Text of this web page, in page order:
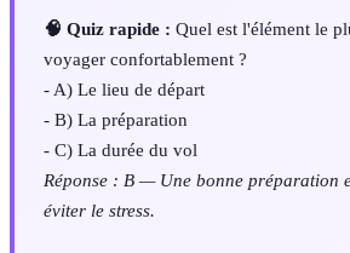
🧠 Quiz rapide : Quel est l'élément le
voyager confortablement ?
- A) Le lieu de départ
- B) La préparation
- C) La durée du vol
Réponse : B — Une bonne préparation
éviter le stress.